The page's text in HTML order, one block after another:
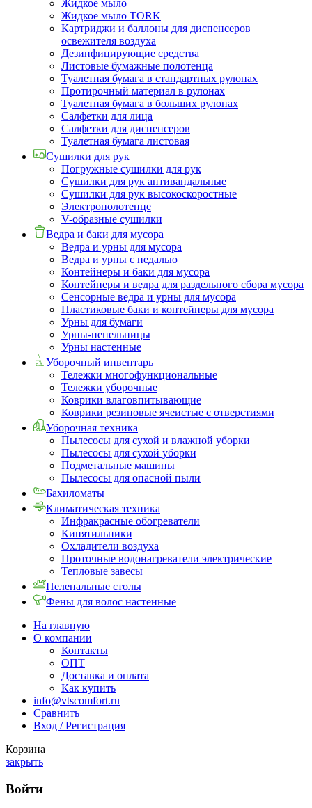
Жидкое мыло
Жидкое мыло TORK
Картриджи и баллоны для диспенсеров
освежителя воздуха
Дезинфицирующие средства
Листовые бумажные полотенца
Туалетная бумага в стандартных рулонах
Протирочный материал в рулонах
Туалетная бумага в больших рулонах
Салфетки для лица
Салфетки для диспенсеров
Туалетная бумага листовая
Сушилки для рук
Погружные сушилки для рук
Сушилки для рук антивандальные
Сушилки для рук высокоскоростные
Электрополотенце
V-образные сушилки
Ведра и баки для мусора
Ведра и урны для мусора
Ведра и урны с педалью
Контейнеры и баки для мусора
Контейнеры и ведра для раздельного сбора мусора
Сенсорные ведра и урны для мусора
Пластиковые баки и контейнеры для мусора
Урны для бумаги
Урны-пепельницы
Урны настенные
Уборочный инвентарь
Тележки многофункциональные
Тележки уборочные
Коврики влаговпитывающие
Коврики резиновые ячеистые с отверстиями
Уборочная техника
Пылесосы для сухой и влажной уборки
Пылесосы для сухой уборки
Подметальные машины
Пылесосы для опасной пыли
Бахиломаты
Климатическая техника
Инфракрасные обогреватели
Кипятильники
Охладители воздуха
Проточные водонагреватели электрические
Тепловые завесы
Пеленальные столы
Фены для волос настенные
На главную
О компании
Контакты
ОПТ
Доставка и оплата
Как купить
info@vtscomfort.ru
Сравнить
Вход / Регистрация
Корзина
закрыть
Войти